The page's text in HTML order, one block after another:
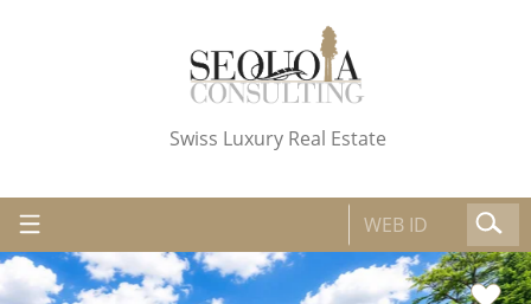
Swiss Luxury Real Estate